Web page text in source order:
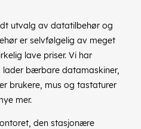
utvalg av datatilbehør og
er selvfølgelig av meget
lave priser. Vi har
bærbare datamaskiner,
brukere, mus og tastaturer
mer.
den stasjonære